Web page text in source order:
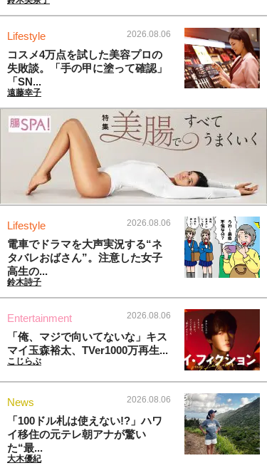
Lifestyle 2026.08.06
コスメ4万点を試した美容プロの
失敗談。「手の甲に塗って確認」
「SN...
遠藤幸子
Lifestyle 2026.08.06
電車でドラマを大声実況する“ネ
タバレおばさん”。注意した女子
高生の...
鈴木詩子
Entertainment 2026.08.06
「俺、マジで向いてないな」キス
マイ玉森裕太、TVer1000万再生...
こじらぶ
News 2026.08.06
「100ドル札は使えない!?」ハワ
イ移住の元テレ朝アナが驚い
た“最...
大木優紀